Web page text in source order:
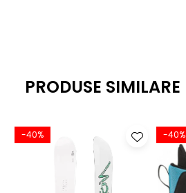
PRODUSE SIMILARE
-40% -40%